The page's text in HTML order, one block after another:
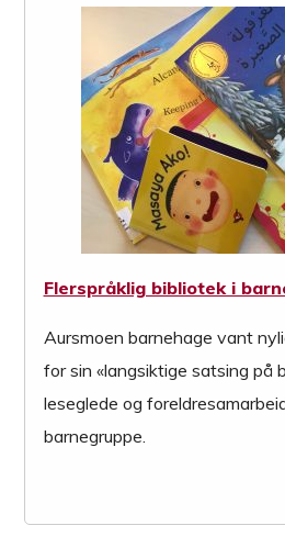
Flerspråklig bibliotek i
Aursmoen barnehage vant
for sin «langsiktige satsing på
leseglede og
barnegruppe.